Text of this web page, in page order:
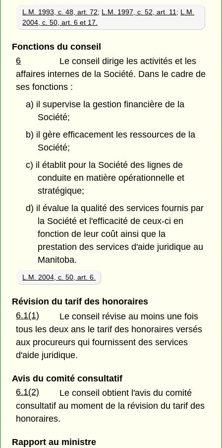
L.M. 1993, c. 48, art. 72; L.M. 1997, c. 52, art. 11 ; L.M.
2004, c. 50, art. 6 et 17.
Fonctions du conseil
6
Le conseil dirige les activités et les
affaires internes de la Société. Dans le cadre de
ses fonctions :
a) il supervise la gestion financière de la
Société;
b) il gère efficacement les ressources de la
Société;
c) il établit pour la Société des lignes de
conduite en matière opérationnelle et
stratégique;
d) il évalue la qualité des services fournis par
la Société et l'efficacité de ceux-ci en
fonction de leur coût ainsi que la
prestation des services d'aide juridique au
Manitoba.
L.M. 2004, c. 50, art. 6.
Révision du tarif des honoraires
6.1(1)
Le conseil révise au moins une fois
tous les deux ans le tarif des honoraires versés
aux procureurs qui fournissent des services
d'aide juridique.
Avis du comité consultatif
6.1(2)
Le conseil obtient l'avis du comité
consultatif au moment de la révision du tarif des
honoraires.
Rapport au ministre